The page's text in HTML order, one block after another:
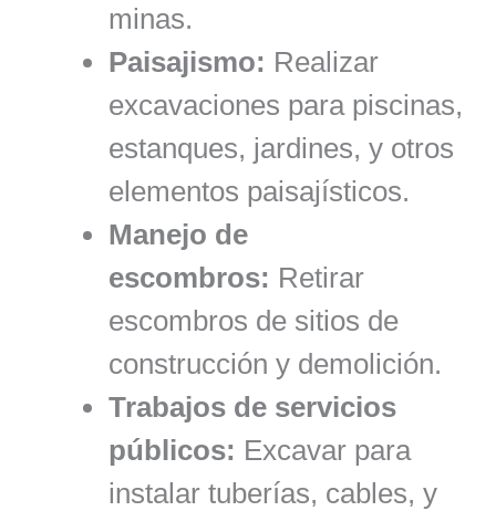
minas.
Paisajismo: Realizar
excavaciones para piscinas,
estanques, jardines, y otros
elementos paisajísticos.
Manejo de
escombros: Retirar
escombros de sitios de
construcción y demolición.
Trabajos de servicios
públicos: Excavar para
instalar tuberías, cables, y